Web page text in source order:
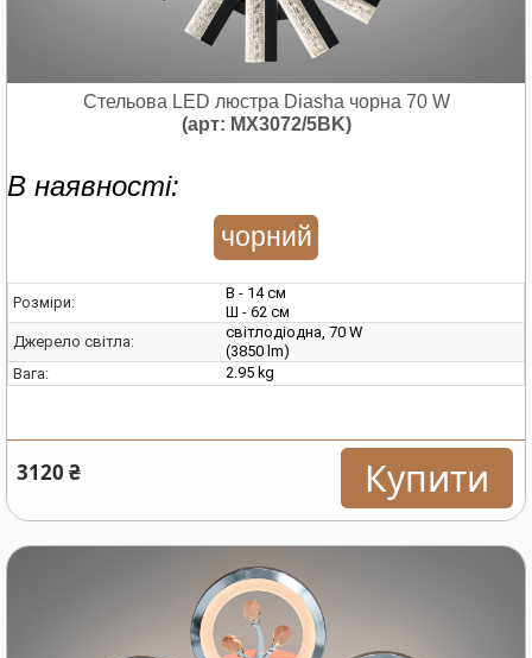
Стельова LED люстра Diasha чорна 70 W
(арт: MX3072/5BK)
В наявності:
чорний
Розміри:
В - 14 см
Ш - 62 см
Джерело світла:
світлодіодна, 70 W
(3850 lm)
Вага:
2.95 kg
3120 ₴ Купити